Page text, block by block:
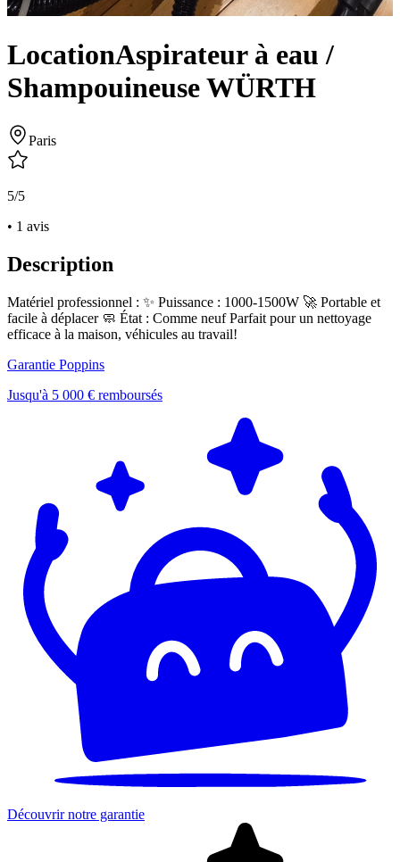
LocationAspirateur à eau /
Shampouineuse WÜRTH
Paris
5/5
• 1 avis
Description
Matériel professionnel : ✨ Puissance : 1000-1500W 🚀 Portable et
facile à déplacer 🧼 État : Comme neuf Parfait pour un nettoyage
efficace à la maison, véhicules au travail!
Garantie Poppins
Jusqu'à 5 000 € remboursés
Découvrir notre garantie